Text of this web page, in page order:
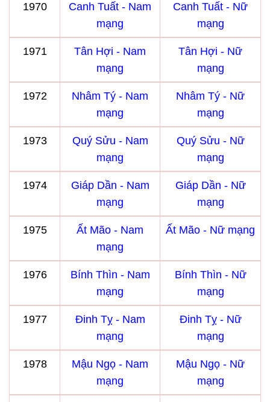
1970
Canh Tuất - Nam
mạng
Canh Tuất - Nữ
mạng
1971
Tân Hợi - Nam
mạng
Tân Hợi - Nữ
mạng
1972
Nhâm Tý - Nam
mạng
Nhâm Tý - Nữ
mạng
1973
Quý Sửu - Nam
mạng
Quý Sửu - Nữ
mạng
1974
Giáp Dần - Nam
mạng
Giáp Dần - Nữ
mạng
1975
Ất Mão - Nam
mạng
Ất Mão - Nữ mạng
1976
Bính Thìn - Nam
mạng
Bính Thìn - Nữ
mạng
1977
Đinh Tỵ - Nam
mạng
Đinh Tỵ - Nữ
mạng
1978
Mậu Ngọ - Nam
mạng
Mậu Ngọ - Nữ
mạng